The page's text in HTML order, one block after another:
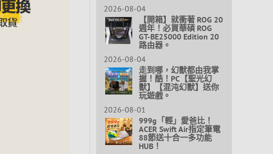
2026-08-04
【開箱】就衝著 ROG 20
週年！必買華碩 ROG
GT-BE25000 Edition 20
路由器。
2026-08-04
走到哪，幻獸都由我掌
握！酷！PC【聖光幻
獸】【混沌幻獸】送你
玩遊戲。
2026-08-01
999g「輕」愛爸比！
ACER Swift Air指定筆電
88節送十合一多功能
HUB！